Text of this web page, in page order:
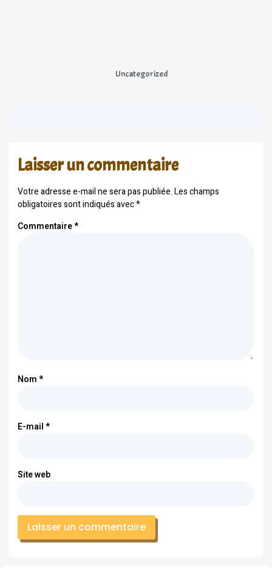
Uncategorized
Laisser un commentaire
Votre adresse e-mail ne sera pas publiée.Les champs
obligatoires sont indiqués avec*
Commentaire*
Nom*
E-mail*
Site web